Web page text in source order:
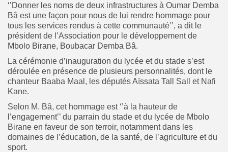
‘’Donner les noms de deux infrastructures à Oumar Demba
Bâ est une façon pour nous de lui rendre hommage pour
tous les services rendus à cette communauté’’, a dit le
président de l’Association pour le développement de
Mbolo Birane, Boubacar Demba Bâ.
La cérémonie d’inauguration du lycée et du stade s’est
déroulée en présence de plusieurs personnalités, dont le
chanteur Baaba Maal, les députés Aïssata Tall Sall et Nafi
Kane.
Selon M. Bâ, cet hommage est ‘’à la hauteur de
l’engagement’’ du parrain du stade et du lycée de Mbolo
Birane en faveur de son terroir, notamment dans les
domaines de l’éducation, de la santé, de l’agriculture et du
sport.